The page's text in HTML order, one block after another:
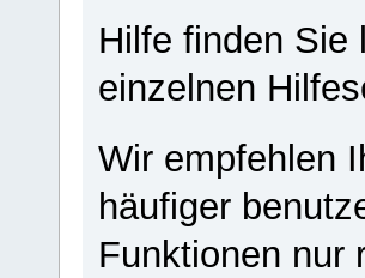
Hilfe finden Sie
einzelnen
Wir empfehlen
häufiger
Funktionen nur